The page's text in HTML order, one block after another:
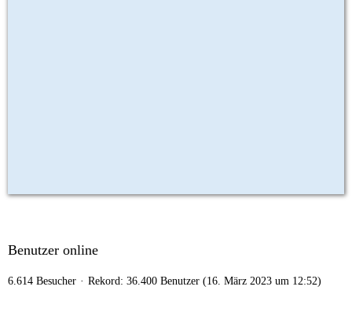
Benutzer online
6.614 Besucher Rekord: 36.400 Benutzer (16. März 2023 um 12:52)